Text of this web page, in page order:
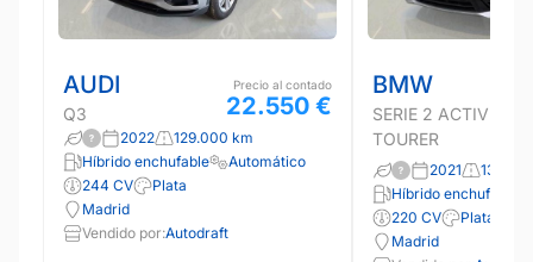
AUDI
Q3
Precio al contado
22.550 €
2022
129.000 km
Híbrido enchufable
Automático
244 CV
Plata
Madrid
Vendido por:Autodraft
BMW
SERIE 2 ACTIVE
TOURER
2021
Híbrido enchufable
220 CV
Plata
Madrid